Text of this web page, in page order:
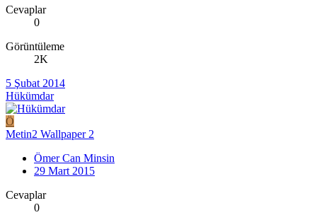
Cevaplar
0
Görüntüleme
2K
5 Şubat 2014
Hükümdar
Ö
Metin2 Wallpaper 2
Ömer Can Minsin
29 Mart 2015
Cevaplar
0